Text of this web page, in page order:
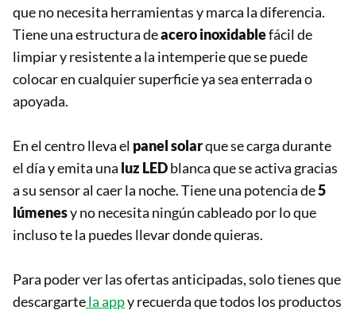
que no necesita herramientas y marca la diferencia.
Tiene una estructura deacero inoxidablefácil de
limpiar y resistente a la intemperie que se puede
colocar en cualquier superficie ya sea enterrada o
apoyada.
En el centro lleva el panel solarque se carga durante
el día y emita una luz LEDblanca que se activa gracias
a su sensor al caer la noche. Tiene una potencia de5
lúmenesy no necesita ningún cableado por lo que
incluso te la puedes llevar donde quieras.
Para poder ver las ofertas anticipadas, solo tienes que
descargartela appy recuerda que todos los productos